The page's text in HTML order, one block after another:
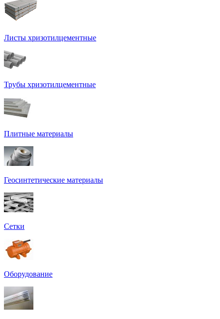
Листы хризотилцементные
Трубы хризотилцементные
Плитные материалы
Геосинтетические материалы
Сетки
Оборудование